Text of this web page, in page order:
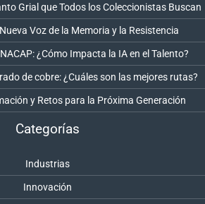
Grial que Todos los Coleccionistas Buscan
Voz de la Memoria y la Resistencia
¿Cómo Impacta la IA en el Talento?
de cobre: ¿Cuáles son las mejores rutas?
y Retos para la Próxima Generación
Categorías
Industrias
Innovación